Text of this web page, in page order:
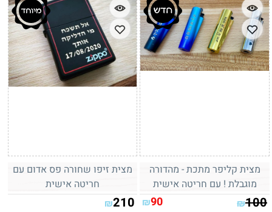
מצית קליפר מתכת - מהדורה
מוגבלת ! עם חריטה אישית
₪100
₪90
מצית זיפו שחורה פס אדום עם
חריטה אישית
₪210